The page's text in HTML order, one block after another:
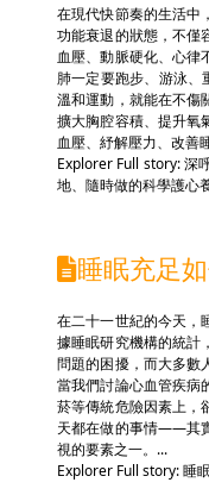
在現代快節奏的生活中
功能衰退的狀態，不僅
血壓、動脈硬化、心律
肺一定要跑步、游泳
溫和運動，就能在不傷
擴大胸腔容積、提升氧
血壓、紓解壓力、改善
Explorer Full story: 深
地、隨時做的科學護心
睡眠充足
在二十一世紀的今天，
據睡眠研究機構的統計
問題的困擾，而大多數
當我們討論心血管疾病
菸等傳統危險因素上
天都在做的事情——其
視的要素之一。...
Explorer Full story: 睡